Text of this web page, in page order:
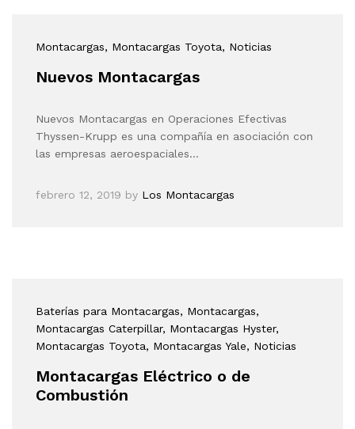
Montacargas, Montacargas Toyota, Noticias
Nuevos Montacargas
Nuevos Montacargas en Operaciones Efectivas
Thyssen-Krupp es una compañía en asociación con
las empresas aeroespaciales…
febrero 12, 2019 by Los Montacargas
Baterías para Montacargas, Montacargas,
Montacargas Caterpillar, Montacargas Hyster,
Montacargas Toyota, Montacargas Yale, Noticias
Montacargas Eléctrico o de
Combustión